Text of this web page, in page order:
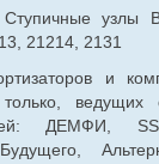
узлы
21214, 2131
и
ведущих
ДЕМФИ,